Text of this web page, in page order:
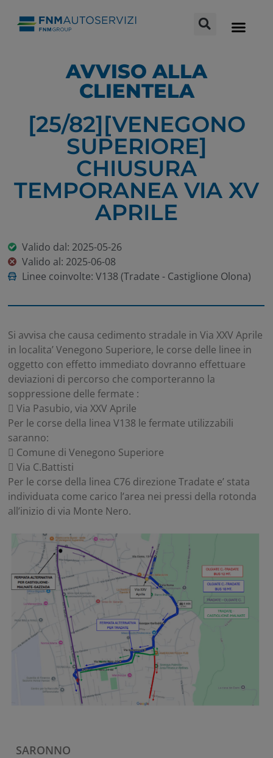
AVVISO ALLA
CLIENTELA
[25/82][VENEGONO
SUPERIORE]
CHIUSURA
TEMPORANEA VIA XV
APRILE
Valido dal: 2025-05-26
Valido al: 2025-06-08
Linee coinvolte: V138 (Tradate - Castiglione Olona)
Si avvisa che causa cedimento stradale in Via XXV Aprile
in localita’ Venegono Superiore, le corse delle linee in
oggetto con effetto immediato dovranno effettuare
deviazioni di percorso che comporteranno la
soppressione delle fermate :
 Via Pasubio, via XXV Aprile
Per le corse della linea V138 le fermate utilizzabili
saranno:
 Comune di Venegono Superiore
 Via C.Battisti
Per le corse della linea C76 direzione Tradate e’ stata
individuata come carico l’area nei pressi della rotonda
all’inizio di via Monte Nero.
SARONNO